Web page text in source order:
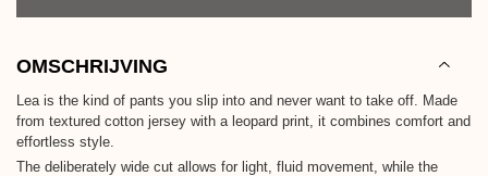
OMSCHRIJVING
Lea is the kind of pants you slip into and never want to take off. Made
from textured cotton jersey with a leopard print, it combines comfort and
effortless style.
The deliberately wide cut allows for light, fluid movement, while the